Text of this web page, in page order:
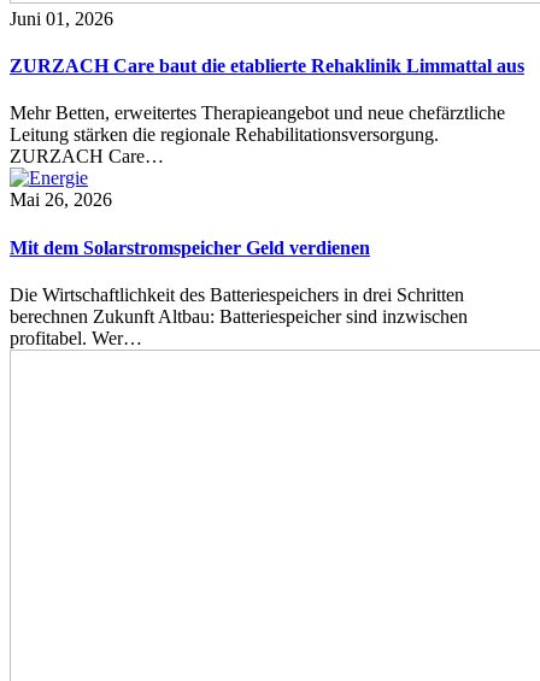
Juni 01, 2026
ZURZACH Care baut die etablierte Rehaklinik Limmattal aus
Mehr Betten, erweitertes Therapieangebot und neue chefärztliche
Leitung stärken die regionale Rehabilitationsversorgung.
ZURZACH Care…
Mai 26, 2026
Mit dem Solarstromspeicher Geld verdienen
Die Wirtschaftlichkeit des Batteriespeichers in drei Schritten
berechnen Zukunft Altbau: Batteriespeicher sind inzwischen
profitabel. Wer…